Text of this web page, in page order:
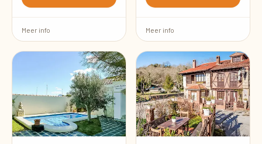
Meer info Meer info